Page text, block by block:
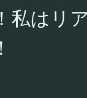
私はリ